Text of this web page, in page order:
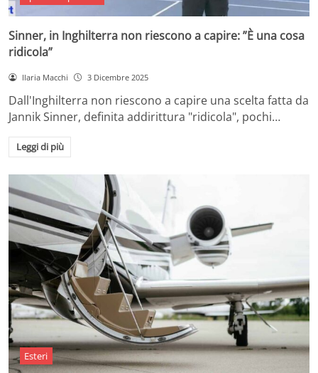
Sinner, in Inghilterra non riescono a capire: ”È una cosa
ridicola”
Ilaria Macchi 3 Dicembre 2025
Dall'Inghilterra non riescono a capire una scelta fatta da
Jannik Sinner, definita addirittura "ridicola", pochi…
Leggi di più
Esteri